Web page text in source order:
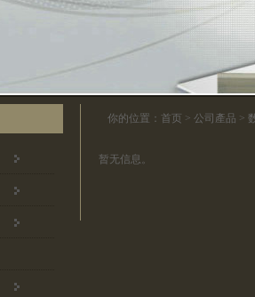
你的位置： 首页 > 公司產品 >
暂无信息。